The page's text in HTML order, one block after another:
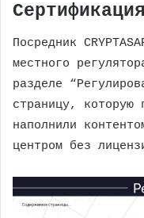
Сертификация
Посредник
местного
разделе
страницу, которую
наполнили
центром без